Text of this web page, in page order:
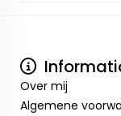
Over mij
Algemene